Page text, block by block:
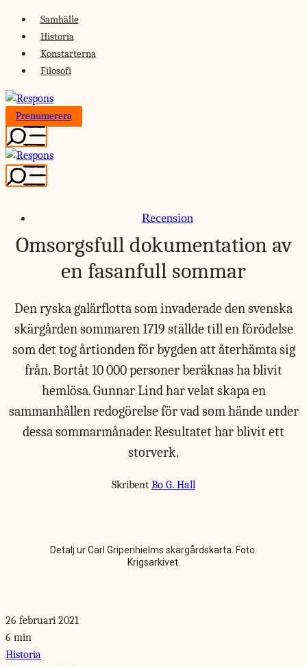
Skip
content
Samhälle
Historia
Konstarterna
Filosofi
Prenumerera
Recension
Omsorgsfull dokumentation av
en fasanfull sommar
Den ryska galärflotta som invaderade den svenska
skärgården sommaren 1719 ställde till en förödelse
som det tog årtionden för bygden att återhämta sig
från. Bortåt 10 000 personer beräknas ha blivit
hemlösa. Gunnar Lind har velat skapa en
sammanhållen redogörelse för vad som hände under
dessa sommarmånader. Resultatet har blivit ett
storverk.
Skribent Bo G. Hall
Detalj ur Carl Gripenhielms skärgårdskarta. Foto:
Krigsarkivet.
26 februari 2021
6 min
Historia